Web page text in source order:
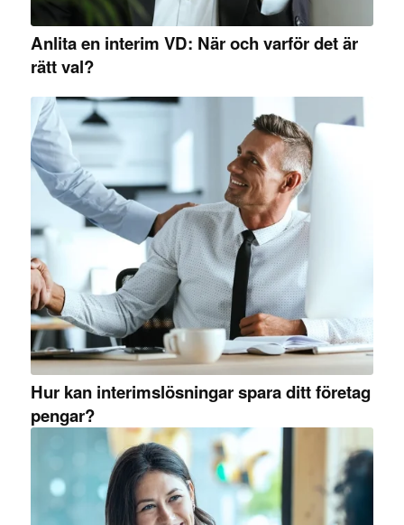
Anlita en interim VD: När och varför det är
rätt val?
Hur kan interimslösningar spara ditt företag
pengar?